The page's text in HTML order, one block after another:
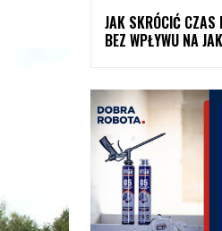
JAK SKRÓCIĆ
BEZ WPŁYWU NA